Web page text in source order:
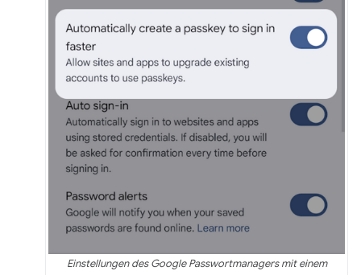
Einstellungen des Google Passwortmanagers mit einem